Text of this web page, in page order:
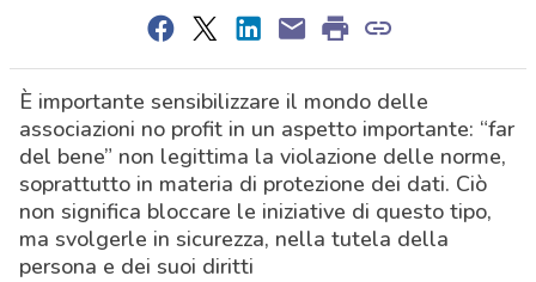
È importante sensibilizzare il mondo delle
associazioni no profit in un aspetto importante: “far
del bene” non legittima la violazione delle norme,
soprattutto in materia di protezione dei dati. Ciò
non significa bloccare le iniziative di questo tipo,
ma svolgerle in sicurezza, nella tutela della
persona e dei suoi diritti